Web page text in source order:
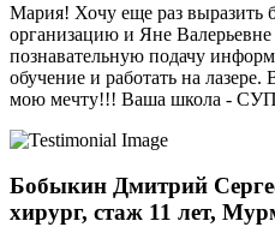
Мария! Хочу еще раз выразить
организацию и Яне Валерьевне
познавательную подачу
обучение и работать на
мою мечту!!! Ваша школа -
Бобыкин Дмитрий
хирург, стаж 11 лет,